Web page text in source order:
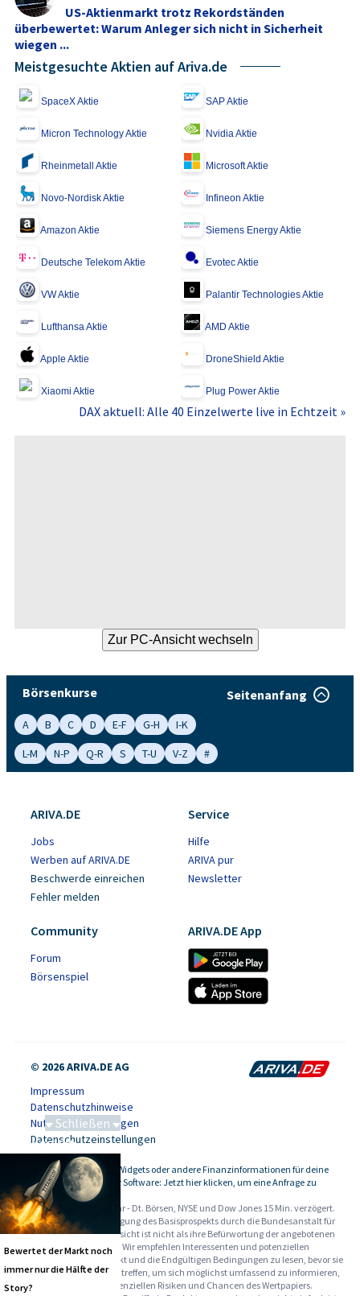
US-Aktienmarkt trotz Rekordständen
überbewertet: Warum Anleger sich nicht in Sicherheit
wiegen ...
Meistgesuchte Aktien auf Ariva.de
SpaceX Aktie SAP Aktie
Micron Technology Aktie Nvidia Aktie
Rheinmetall Aktie Microsoft Aktie
Novo-Nordisk Aktie Infineon Aktie
Amazon Aktie Siemens Energy Aktie
Deutsche Telekom Aktie Evotec Aktie
VW Aktie Palantir Technologies Aktie
Lufthansa Aktie AMD Aktie
Apple Aktie DroneShield Aktie
Xiaomi Aktie Plug Power Aktie
DAX aktuell: Alle 40 Einzelwerte live in Echtzeit »
Börsenkurse Seitenanfang
A B C D E-F G-H
I-K
L-M
N-P Q-R S T-U V-Z #
ARIVA.DE
Jobs
Werben auf ARIVA.DE
Beschwerde einreichen
Fehler melden
Service
Hilfe
ARIVA pur
Newsletter
Community
Forum
Börsenspiel
ARIVA.DE App
© 2026 ARIVA.DE AG
Impressum
Datenschutzhinweise
Nutzungsbedingungen
Datenschutzeinstellungen
-
Kursdaten, Widgets oder andere Finanzinformationen für deine
Website oder Software: Jetzt hier klicken, um eine Anfrage zu
stellen.
Alle Angaben ohne Gewähr - Dt. Börsen, NYSE und Dow Jones 15 Min. verzögert.
Werbehinweise:
Die Billigung des Basisprospekts durch die Bundesanstalt für
Finanzdienstleistungsaufsicht ist nicht als ihre Befürwortung der angebotenen
Wertpapiere zu verstehen. Wir empfehlen Interessenten und potenziellen
Anlegern den Basisprospekt und die Endgültigen Bedingungen zu lesen, bevor sie
eine Anlageentscheidung treffen, um sich möglichst umfassend zu informieren,
insbesondere über die potenziellen Risiken und Chancen des Wertpapiers.
Schließen
Saga bei 0,53 CAD
Bewertet der Markt noch
immer nur die Hälfte der
Story?